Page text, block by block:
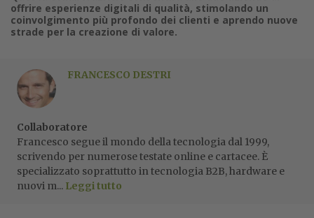
offrire esperienze digitali di qualità, stimolando un
coinvolgimento più profondo dei clienti e aprendo nuove
strade per la creazione di valore.
FRANCESCO DESTRI
Collaboratore
Francesco segue il mondo della tecnologia dal 1999,
scrivendo per numerose testate online e cartacee. È
specializzato soprattutto in tecnologia B2B, hardware e
nuovi m... Leggi tutto